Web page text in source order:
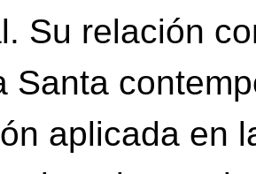
Su relación
Santa
aplicada en